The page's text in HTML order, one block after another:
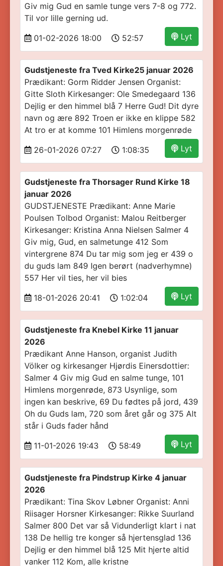
Giv mig Gud en samle tunge vers 7-8 og 772.
Til vor lille gerning ud.
Lyt
01-02-2026 18:00 52:57
Gudstjeneste fra Tved Kirke25 januar 2026
Prædikant: Gorm Ridder Jensen Organist:
Gitte Sloth Kirkesanger: Ole Smedegaard 136
Dejlig er den himmel blå 7 Herre Gud! Dit dyre
navn og ære 892 Troen er ikke en klippe 582
At tro er at komme 101 Himlens morgenrøde
Lyt
26-01-2026 07:27 1:08:35
Gudstjeneste fra Thorsager Rund Kirke 18
januar 2026
GUDSTJENESTE Prædikant: Anne Marie
Poulsen Tolbod Organist: Malou Reitberger
Kirkesanger: Kristina Anna Nielsen Salmer 4
Giv mig, Gud, en salmetunge 412 Som
vintergrene 874 Du tar mig som jeg er 439 o
du guds lam 849 Igen berørt (nadverhymne)
557 Her vil ties, her vil bies
Lyt
18-01-2026 20:41 1:02:04
Gudstjeneste fra Knebel Kirke 11 januar
2026
Prædikant Anne Hanson, organist Judith
Völker og kirkesanger Hjørdis Einersdottier:
Salmer 4 Giv mig Gud en salme tunge, 101
Himlens morgenrøde, 873 Usynlige, som
ingen kan beskrive, 69 Du fødtes på jord, 439
Oh du Guds lam, 720 som året går og 375 Alt
står i Guds fader hånd
Lyt
11-01-2026 19:43 58:49
Gudstjeneste fra Pindstrup Kirke 4 januar
2026
Prædikant: Tina Skov Løbner Organist: Anni
Riisager Horsner Kirkesanger: Rikke Suurland
Salmer 800 Det var så Vidunderligt klart i nat
138 De hellig tre konger så hjertensglad 136
Dejlig er den himmel blå 125 Mit hjerte altid
vanker 112 Kom, alle kristne